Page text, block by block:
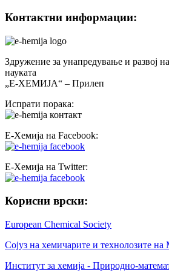
Контактни информации:
Здружение за унапредување и развој
науката
„Е-ХЕМИЈА“ – Прилеп
Испрати порака:
Е-Хемија на Facebook:
Е-Хемија на Twitter:
Корисни врски:
European Chemical Society
Сојуз на хемичарите и технолозите на
Институт за хемија - Природно-